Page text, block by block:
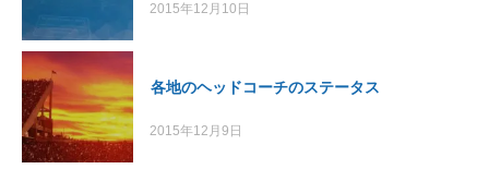
2015年12月10日
各地のヘッドコーチのステータス
2015年12月9日